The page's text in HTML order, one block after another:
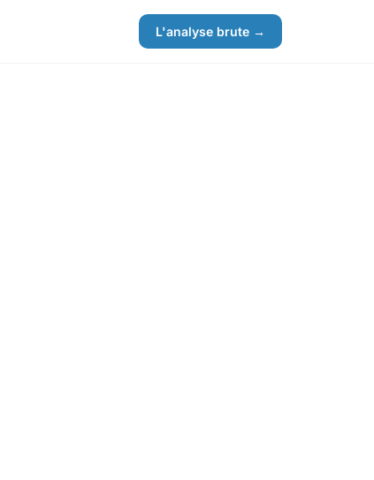
L'analyse brute →